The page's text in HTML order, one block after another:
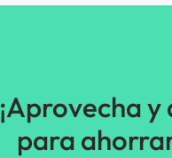
¡Aprovecha
para